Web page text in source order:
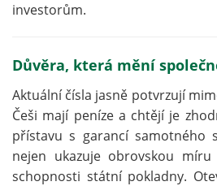
investorům.
Důvěra, která mění
Aktuální čísla jasně potvrzují
Češi mají peníze a chtějí je
přístavu s garancí samotného
nejen ukazuje obrovskou
schopnosti státní pokladny.